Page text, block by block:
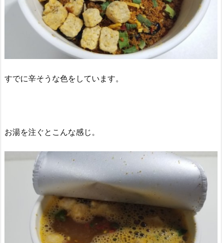
すでに辛そうな色をしています。
お湯を注ぐとこんな感じ。